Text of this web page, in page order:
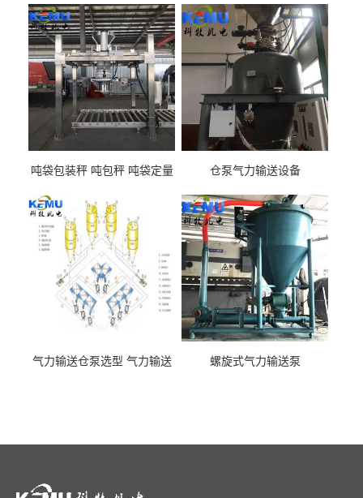
吨袋包装秤 吨包秤 吨袋定量
仓泵气力输送设备
气力输送仓泵选型 气力输送
螺旋式气力输送泵